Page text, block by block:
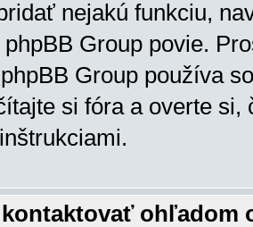
nejakú funkciu,
Group povie.
Group používa
si fóra a overte
ohľadom